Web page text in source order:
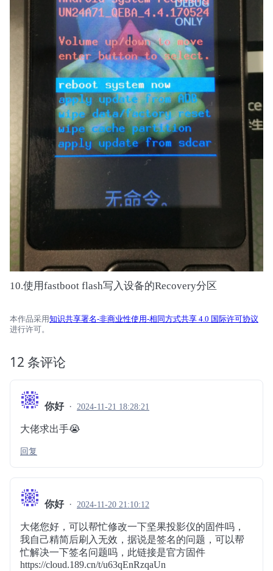
10.使用fastboot flash写入设备的Recovery分区
本作品采用知识共享署名-非商业性使用-相同方式共享 4.0 国际许可协议
进行许可。
12 条评论
你好 2024-11-21 18:28:21
大佬求出手😭
回复
你好 2024-11-20 21:10:12
大佬您好，可以帮忙修改一下坚果投影仪的固件吗，
我自己精简后刷入无效，据说是签名的问题，可以帮
忙解决一下签名问题吗，此链接是官方固件
https://cloud.189.cn/t/u63qEnRzqaUn